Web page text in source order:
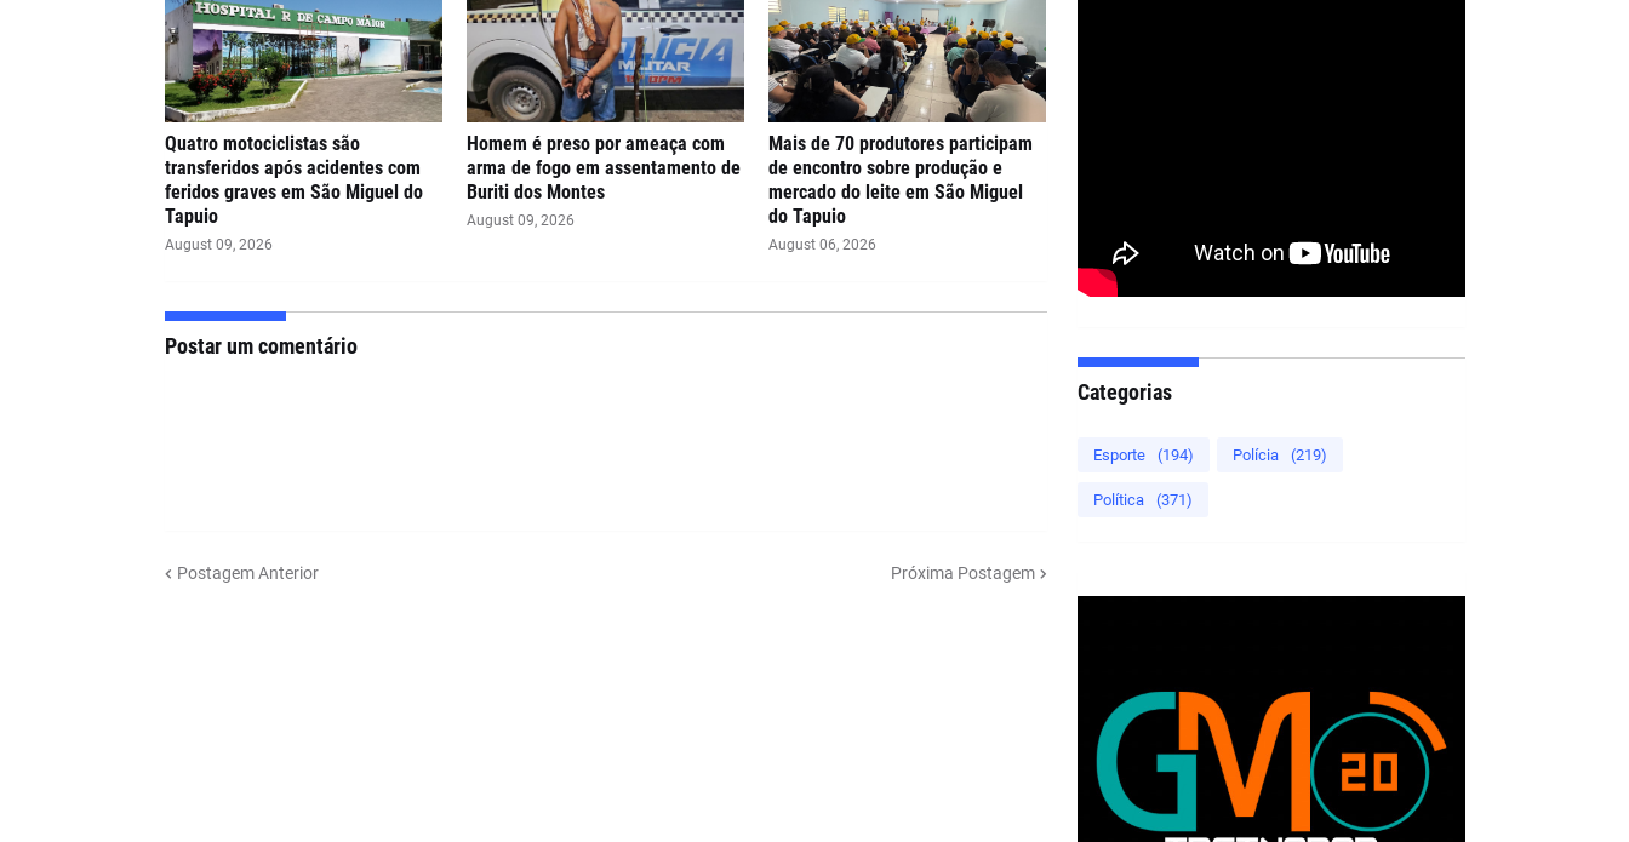
Quatro motociclistas são
transferidos após acidentes com
feridos graves em São Miguel do
Tapuio
August 09, 2026
Homem é preso por ameaça com
arma de fogo em assentamento de
Buriti dos Montes
August 09, 2026
Mais de 70 produtores participam
de encontro sobre produção e
mercado do leite em São Miguel
do Tapuio
August 06, 2026
Postar um comentário
Postagem Anterior Próxima Postagem
Categorias
Esporte (194) Polícia (219)
Política (371)